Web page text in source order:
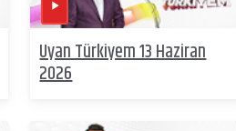
Uyan Türkiyem 13 Haziran
2026